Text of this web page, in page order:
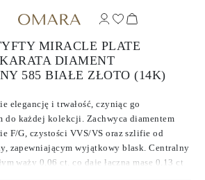
MIRACLE PLATE
DIAMENT
585 BIAŁE ZŁOTO (14K)
elegancję i trwałość, czyniąc go
do każdej kolekcji. Zachwyca diamentem
F/G, czystości VVS/VS oraz szlifie od
zapewniającym wyjątkowy blask. Centralny
waży 0.06 ct, co daje łączną masę 0.13 ct